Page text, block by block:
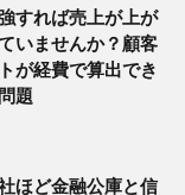
すれば売上が上が
いませんか？顧客
が経費で算出でき
題
ほど金融公庫と信